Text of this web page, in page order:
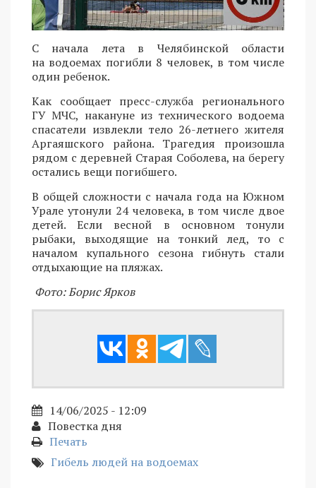
C начала лета в Челябинской области
на водоемах погибли 8 человек, в том числе
один ребенок.
Как сообщает пресс-служба регионального
ГУ МЧС, накануне из технического водоема
спасатели извлекли тело 26-летнего жителя
Аргаяшского района. Трагедия произошла
рядом с деревней Старая Соболева, на берегу
остались вещи погибшего.
В общей сложности с начала года на Южном
Урале утонули 24 человека, в том числе двое
детей. Если весной в основном тонули
рыбаки, выходящие на тонкий лед, то с
началом купального сезона гибнуть стали
отдыхающие на пляжах.
Фото: Борис Ярков
14/06/2025 - 12:09
Повестка дня
Печать
Гибель людей на водоемах